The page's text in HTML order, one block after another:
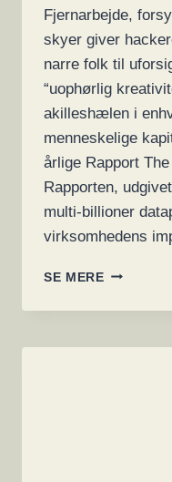
Fjernarbejde,
skyer giver
narre folk til
“uophørlig
akilleshælen i
menneskelige
årlige Rapport
Rapporten,
multi-billioner
virksomhedens
SE MEREHACKERE
STADIG
KREATIVE